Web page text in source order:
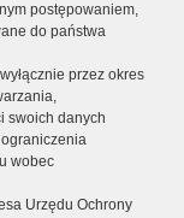
postępowaniem,
do państwa
przez okres
swoich danych
wobec
Urzędu Ochrony